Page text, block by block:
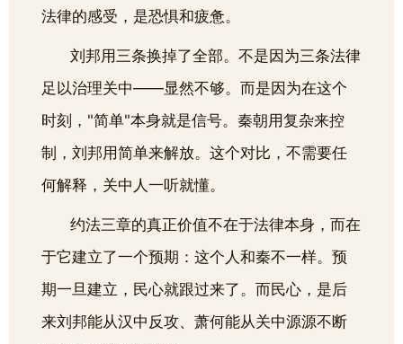
法律的感受，是恐惧和疲惫。
刘邦用三条换掉了全部。不是因为三条法律
足以治理关中——显然不够。而是因为在这个
时刻，"简单"本身就是信号。秦朝用复杂来控
制，刘邦用简单来解放。这个对比，不需要任
何解释，关中人一听就懂。
约法三章的真正价值不在于法律本身，而在
于它建立了一个预期：这个人和秦不一样。预
期一旦建立，民心就跟过来了。而民心，是后
来刘邦能从汉中反攻、萧何能从关中源源不断